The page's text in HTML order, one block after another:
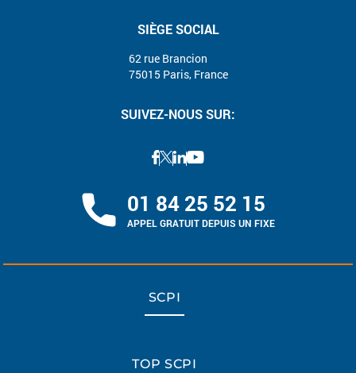
SIÈGE SOCIAL
62 rue Brancion
75015 Paris, France
SUIVEZ-NOUS SUR:
01 84 25 52 15
APPEL GRATUIT DEPUIS UN FIXE
SCPI
TOP SCPI